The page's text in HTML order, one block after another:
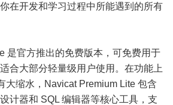
在开发和学习过程中所能遇到的所有
是官方推出的免费版本，可免费用于
合大部分轻量级用户使用。在功能上
大缩水，Navicat Premium Lite 包含
计器和 SQL 编辑器等核心工具，支